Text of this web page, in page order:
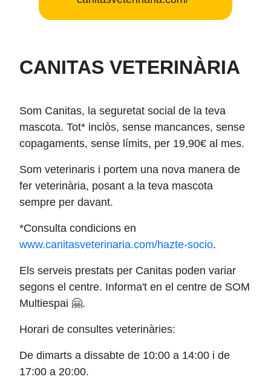
CANITAS VETERINÀRIA
Som Canitas, la seguretat social de la teva
mascota. Tot* inclòs, sense mancances, sense
copagaments, sense límits, per 19,90€ al mes.
Som veterinaris i portem una nova manera de
fer veterinària, posant a la teva mascota
sempre per davant.
*Consulta condicions en
www.canitasveterinaria.com/hazte-socio.
Els serveis prestats per Canitas poden variar
segons el centre. Informa't en el centre de SOM
Multiespai 🤗.
Horari de consultes veterinàries:
De dimarts a dissabte de 10:00 a 14:00 i de
17:00 a 20:00.